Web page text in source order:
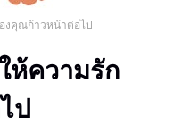
งคุณก้าวหน้าต่อไป
ห้ความรัก
ป